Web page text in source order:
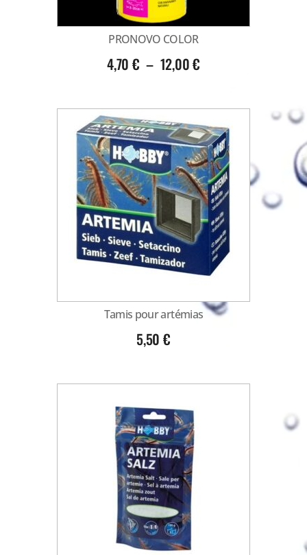
PRONOVO COLOR
4,70 € – 12,00€
Tamis pour artémias
5,50€